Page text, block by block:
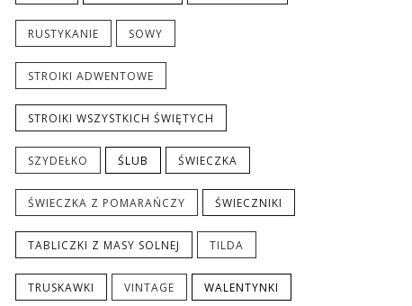
RUSTYKANIE SOWY
STROIKI ADWENTOWE
STROIKI WSZYSTKICH ŚWIĘTYCH
SZYDEŁKO ŚLUB ŚWIECZKA
ŚWIECZKA Z POMARAŃCZY ŚWIECZNIKI
TABLICZKI Z MASY SOLNEJ TILDA
TRUSKAWKI VINTAGE WALENTYNKI